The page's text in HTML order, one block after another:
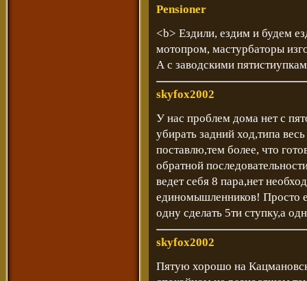
Pensioner
<b> Ездили, ездим и будем
мотопром, мастурбаторы
А с заводскими
skyfox2002
У нас проблем дома нет с
убирать задний ход,типа
поставлю,тем более, что
обратной
ведет себя 8 пара,нет
единомышленников! Просто
одну сделать 5ти ступку,а
skyfox2002
Пятую хорошо на